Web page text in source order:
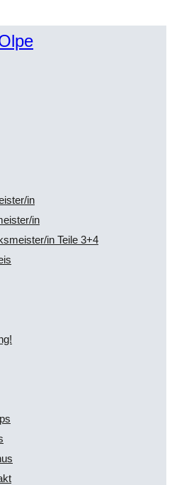
in
in
in Teile 3+4